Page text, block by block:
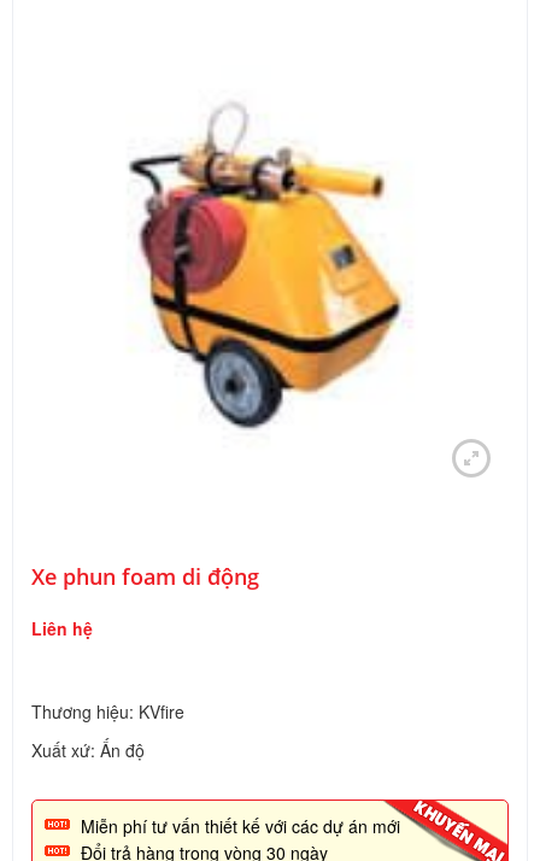
Xe phun foam di động
Liên hệ
Thương hiệu: KVfire
Xuất xứ: Ấn độ
Miễn phí tư vấn thiết kế với các dự án mới
Đổi trả hàng trong vòng 30 ngày